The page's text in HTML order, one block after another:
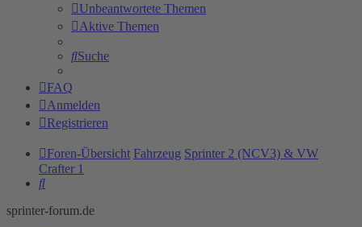
Unbeantwortete Themen
Aktive Themen
Suche
FAQ
Anmelden
Registrieren
Foren-Übersicht Fahrzeug Sprinter 2 (NCV3) & VW
Crafter 1
Suche
sprinter-forum.de